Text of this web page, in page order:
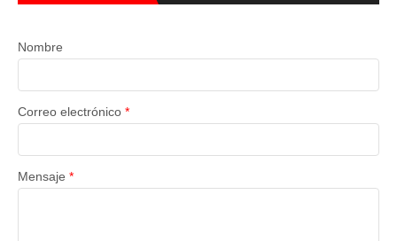
Nombre
Correo electrónico *
Mensaje *